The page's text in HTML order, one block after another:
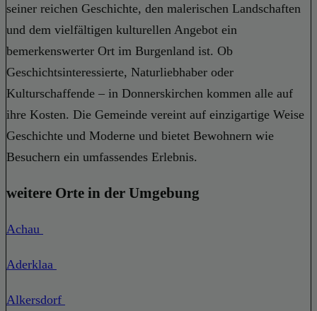
seiner reichen Geschichte, den malerischen Landschaften
und dem vielfältigen kulturellen Angebot ein
bemerkenswerter Ort im Burgenland ist. Ob
Geschichtsinteressierte, Naturliebhaber oder
Kulturschaffende – in Donnerskirchen kommen alle auf
ihre Kosten. Die Gemeinde vereint auf einzigartige Weise
Geschichte und Moderne und bietet Bewohnern wie
Besuchern ein umfassendes Erlebnis.
weitere Orte in der Umgebung
Achau
Aderklaa
Alkersdorf